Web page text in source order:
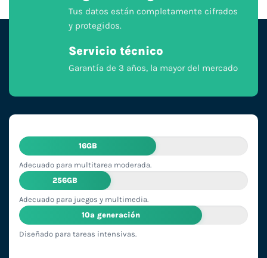
Tus datos están completamente cifrados
y protegidos.
Servicio técnico
Garantía de 3 años, la mayor del mercado
16GB
Adecuado para multitarea moderada.
256GB
Adecuado para juegos y multimedia.
10ª generación
Diseñado para tareas intensivas.